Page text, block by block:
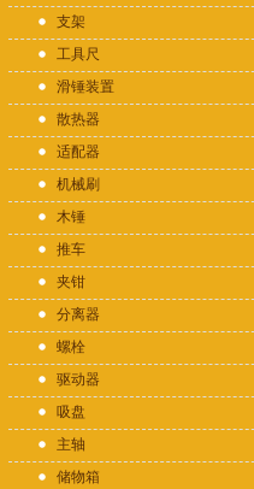
支架
工具尺
滑锤装置
散热器
适配器
机械刷
木锤
推车
夹钳
分离器
螺栓
驱动器
吸盘
主轴
储物箱